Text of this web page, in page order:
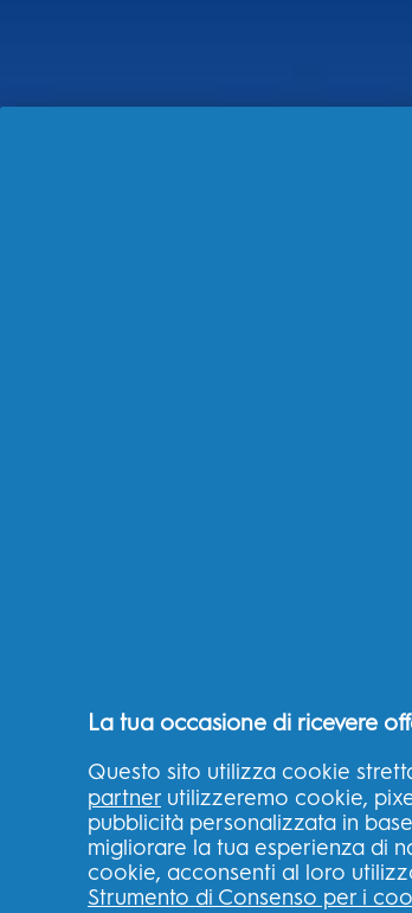
La tua occasione di ricevere
Questo sito utilizza cookie
partner utilizzeremo cookie,
pubblicità personalizzata in
migliorare la tua esperienza di
cookie, acconsenti al loro
Strumento di Consenso per i